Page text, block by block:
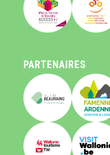
PARTENAIRES